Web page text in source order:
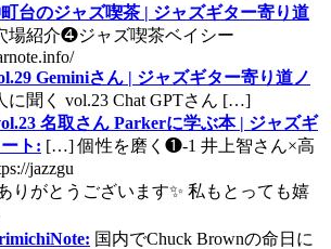
台のジャズ喫茶 | ジャズギター寄り道
紹介❹ジャズ喫茶ベイシー
Geminiさん | ジャズギター寄り道ノ
聞く vol.23 Chat GPTさん […]
名取さん Parkerに学ぶ本 | ジャズギ
ト: […] 個性を磨く❶-1 井上智さん×高
jazzgu
りがとうございます✨ 私もとっても嬉
国内でChuck Brownの命日に